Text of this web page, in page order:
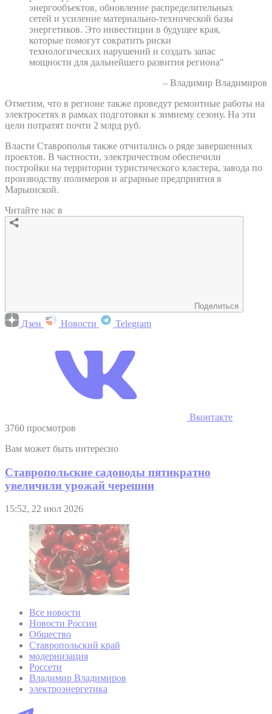
энергообъектов, обновление распределительных
сетей и усиление материально-технической базы
энергетиков. Это инвестиции в будущее края,
которые помогут сократить риски
технологических нарушений и создать запас
мощности для дальнейшего развития региона"
– Владимир Владимиров
Отметим, что в регионе также проведут ремонтные работы на
электросетях в рамках подготовки к зимнему сезону. На эти
цели потратят почти 2 млрд руб.
Власти Ставрополья также отчитались о ряде завершенных
проектов. В частности, электричеством обеспечили
постройки на территории туристического кластера, завода по
производству полимеров и аграрные предприятия в
Марьинской.
Читайте нас в
Поделиться
Дзен Новости Telegram
Вконтакте
3760 просмотров
Вам может быть интересно
Ставропольские садоводы пятикратно
увеличили урожай черешни
15:52, 22 июл 2026
Все новости
Новости России
Общество
Ставропольский край
модернизация
Россети
Владимир Владимиров
электроэнергетика